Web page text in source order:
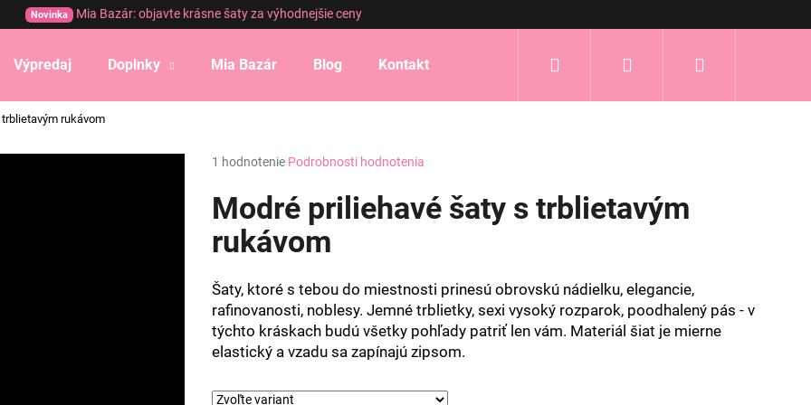
Novinka Mia Bazár: objavte krásne šaty za výhodnejšie ceny
Výpredaj Doplnky Mia Bazár Blog Kontakt Prihlásenie
rukávom
Priemerné
produktu
je
hviezdičiek.
1 hodnotenie Podrobnosti hodnotenia
Modré priliehavé šaty s trblietavým
rukávom
Šaty, ktoré s tebou do miestnosti prinesú obrovskú nádielku, elegancie,
rafinovanosti, noblesy. Jemné trblietky, sexi vysoký rozparok, poodhalený pás - v
týchto kráskach budú všetky pohľady patriť len vám. Materiál šiat je mierne
elastický a vzadu sa zapínajú zipsom.
Čo potrebujete nájsť?
HĽADAŤ